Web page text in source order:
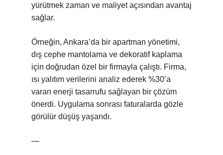
yürütmek zaman ve maliyet açısından avantaj
sağlar.
Örneğin, Ankara’da bir apartman yönetimi,
dış cephe mantolama ve dekoratif kaplama
için doğrudan özel bir firmayla çalıştı. Firma,
ısı yalıtım verilerini analiz ederek %30’a
varan enerji tasarrufu sağlayan bir çözüm
önerdi. Uygulama sonrası faturalarda gözle
görülür düşüş yaşandı.
—